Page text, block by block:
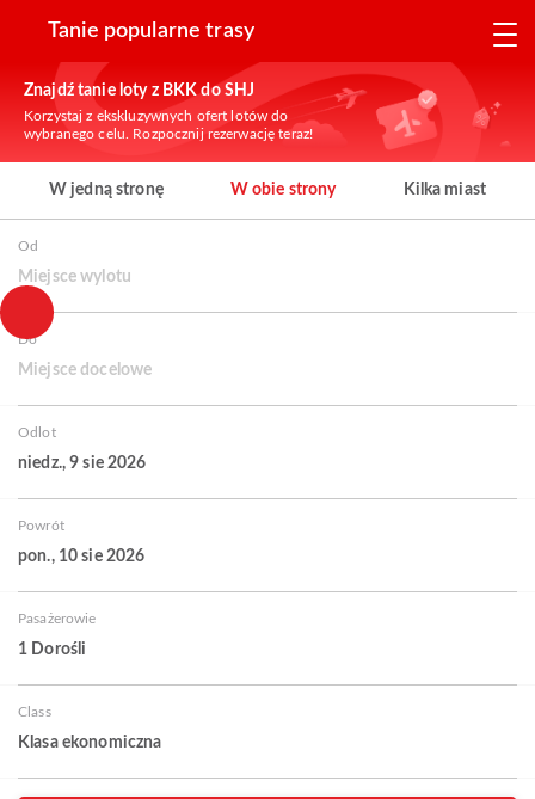
Tanie popularne trasy
Znajdź tanie loty z BKK do SHJ
Korzystaj z ekskluzywnych ofert lotów do
wybranego celu. Rozpocznij rezerwację teraz!
W jedną stronę W obie strony Kilka miast
Od
Miejsce wylotu
Do
Miejsce docelowe
Odlot
niedz., 9 sie 2026
Powrót
pon., 10 sie 2026
Pasażerowie
1 Dorośli
Class
Klasa ekonomiczna